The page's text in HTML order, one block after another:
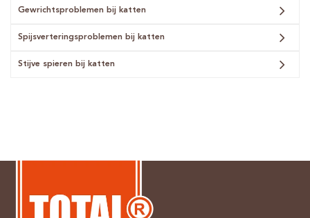
Gewrichtsproblemen bij katten
Spijsverteringsproblemen bij katten
Stijve spieren bij katten